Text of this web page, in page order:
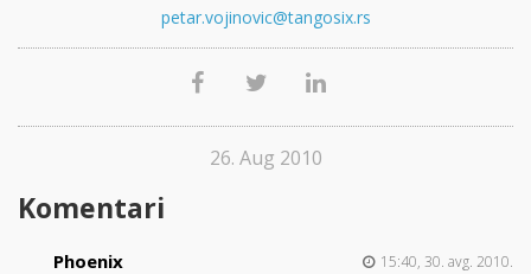
petar.vojinovic@tangosix.rs
26. Aug 2010
Komentari
Phoenix 15:40, 30. avg. 2010.